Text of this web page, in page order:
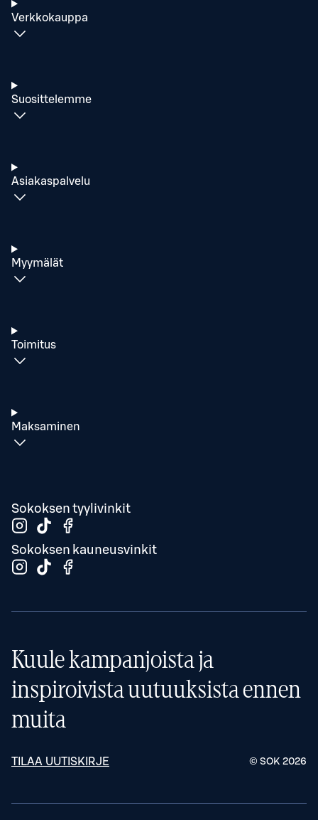
Verkkokauppa
Suosittelemme
Asiakaspalvelu
Myymälät
Toimitus
Maksaminen
Sokoksen tyylivinkit
Sokoksen kauneusvinkit
Kuule kampanjoista ja
inspiroivista uutuuksista ennen
muita
TILAA UUTISKIRJE © SOK 2026